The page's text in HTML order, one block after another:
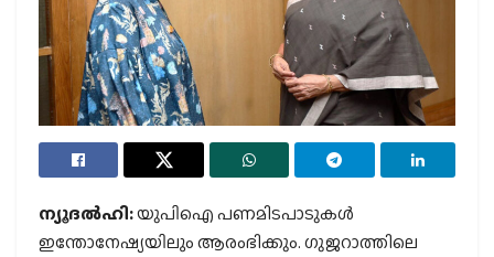
ന്യൂദല്‍ഹി:യുപിഐ പണമിടപാടുകള്‍
ഇന്തോനേഷ്യയിലും ആരംഭിക്കും. ഗുജറാത്തിലെ